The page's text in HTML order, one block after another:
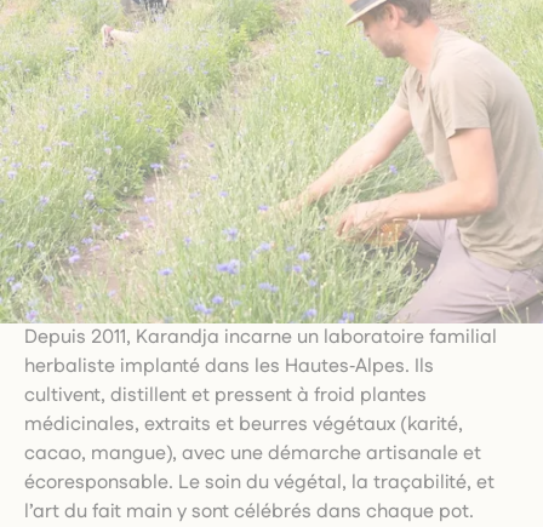
Depuis 2011, Karandja incarne un laboratoire familial
herbaliste implanté dans les Hautes‑Alpes. Ils
cultivent, distillent et pressent à froid plantes
médicinales, extraits et beurres végétaux (karité,
cacao, mangue), avec une démarche artisanale et
écoresponsable. Le soin du végétal, la traçabilité, et
l’art du fait main y sont célébrés dans chaque pot.